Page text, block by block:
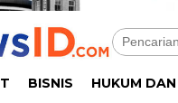
BISNIS HUKUM